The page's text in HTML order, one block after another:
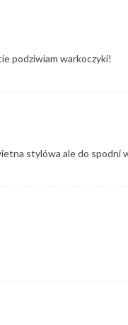
podziwiam warkoczyki!
stylówa ale do spodni